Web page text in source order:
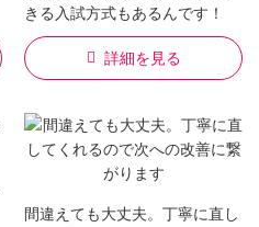
きる入試方式もあるんです！
詳細を見る
間違えても大丈夫。丁寧に直し